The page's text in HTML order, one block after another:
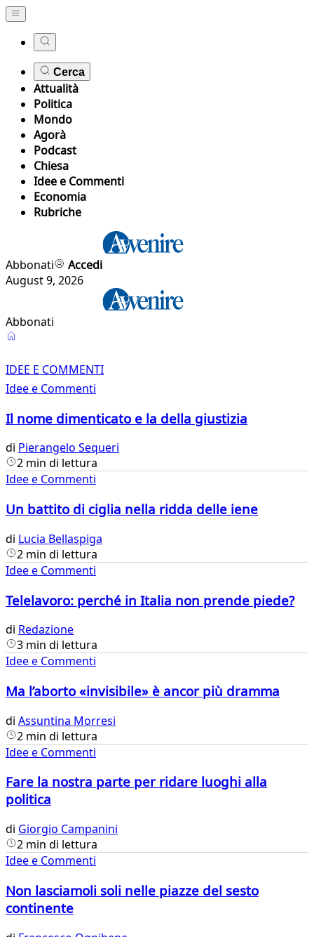
Cerca
Attualità
Politica
Mondo
Agorà
Podcast
Chiesa
Idee e Commenti
Economia
Rubriche
Abbonati
Accedi
August 9, 2026
Abbonati
Idee
e
Commenti
IDEE E COMMENTI
Idee e Commenti
Il nome dimenticato e la della giustizia
di Pierangelo Sequeri
2 min di lettura
Idee e Commenti
Un battito di ciglia nella ridda delle iene
di Lucia Bellaspiga
2 min di lettura
Idee e Commenti
Telelavoro: perché in Italia non prende piede?
di Redazione
3 min di lettura
Idee e Commenti
Ma l’aborto «invisibile» è ancor più dramma
di Assuntina Morresi
2 min di lettura
Idee e Commenti
Fare la nostra parte per ridare luoghi alla
politica
di Giorgio Campanini
2 min di lettura
Idee e Commenti
Non lasciamoli soli nelle piazze del sesto
continente